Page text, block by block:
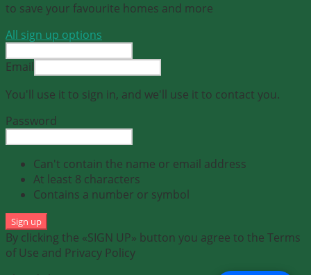
to save your favourite homes and more
All sign up options
Email
You'll use it to sign in, and we'll use it to contact you.
Password
Can't contain the name or email address
At least 8 characters
Contains a number or symbol
Sign up
By clicking the «SIGN UP» button you agree to the Terms
of Use and Privacy Policy